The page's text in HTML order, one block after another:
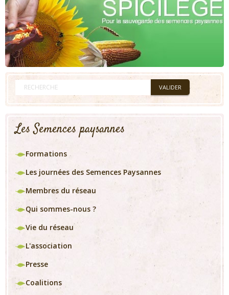
Les Semences paysannes
Formations
Les journées des Semences Paysannes
Membres du réseau
Qui sommes-nous ?
Vie du réseau
L'association
Presse
Coalitions